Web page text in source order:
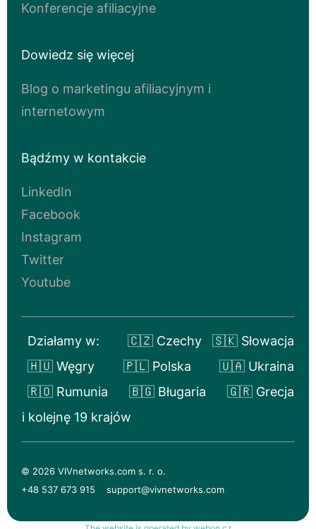
Konferencje afiliacyjne
Dowiedz się więcej
Blog o marketingu afiliacyjnym i
internetowym
Bądźmy w kontakcie
LinkedIn
Facebook
Instagram
Twitter
Youtube
Działamy w: 🇨🇿 Czechy
🇸🇰 Słowacja
🇭🇺 Węgry
🇵🇱 Polska
🇺🇦 Ukraina
🇷🇴 Rumunia
🇧🇬 Bługaria
🇬🇷 Grecja
i kolejnę 19 krajów
© 2026 VIVnetworks.com s. r. o.
+48 537 673 915
support@vivnetworks.com